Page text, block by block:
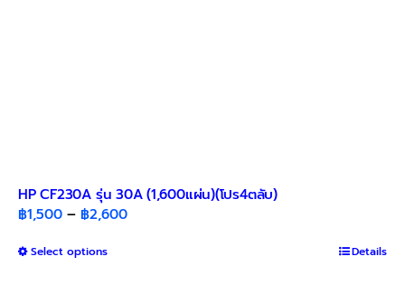
HP CF230A รุ่น 30A (1,600แผ่น)(โปร4ตลับ)
฿1,500 – ฿2,600Price
Select optionsThis
Details